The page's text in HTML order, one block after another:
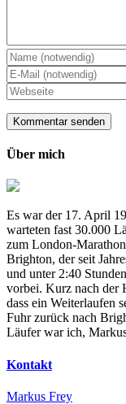
Über mich
Es war der 17. April
warteten fast 30.000
zum London-
Brighton, der seit
und unter 2:40
vorbei. Kurz nach der
dass ein Weiterlaufen
Fuhr zurück nach
Läufer war ich,
Kontakt
Markus Frey